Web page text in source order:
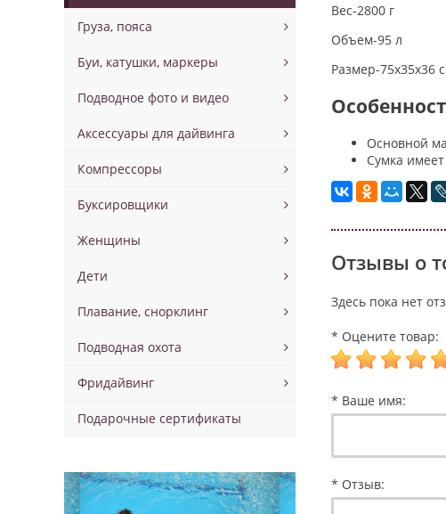
Груза, пояса
Буи, катушки, маркеры
Подводное фото и видео
Аксессуары для дайвинга
Компрессоры
Буксировщики
Женщины
Дети
Плавание, снорклинг
Подводная охота
Фридайвинг
Подарочные сертификаты
Вес-2800 г
Объем-95 л
Размер-75х35х36
Основной
Сумка
Отзывы о
Здесь пока нет
* Оцените товар:
* Ваше имя:
* Отзыв: